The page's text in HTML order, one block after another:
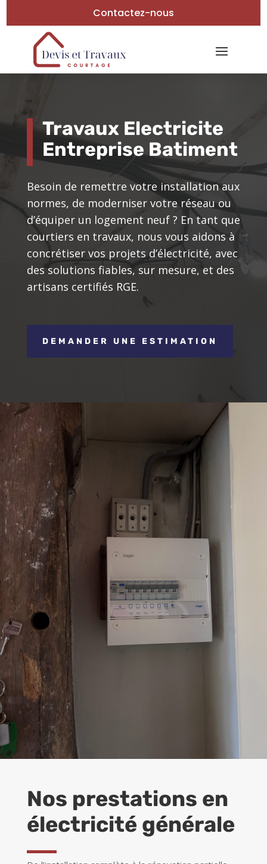
Contactez-nous
Travaux Electricite
Entreprise Batiment
Besoin de remettre votre installation aux
normes, de moderniser votre réseau ou
d’équiper un logement neuf ? En tant que
courtiers en travaux, nous vous aidons à
concrétiser vos projets d’électricité, avec
des solutions fiables, sur mesure, et des
artisans certifiés RGE.
DEMANDER UNE ESTIMATION
Nos prestations en
électricité générale